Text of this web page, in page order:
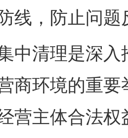
线，防止问题
清理是深入
商环境的重
营主体合法
！ 谢